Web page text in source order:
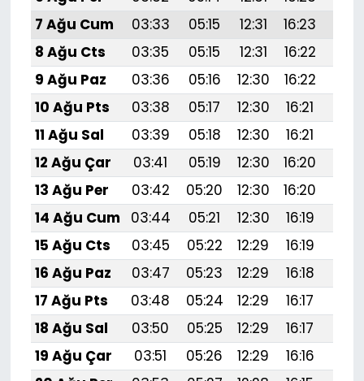
7 Ağu Cum
03:33 05:15 12:31 16:23
8 Ağu Cts
03:35 05:15 12:31 16:22
9 Ağu Paz
03:36 05:16 12:30 16:22
10 Ağu Pts
03:38 05:17 12:30 16:21
11 Ağu Sal
03:39 05:18 12:30 16:21
12 Ağu Çar
03:41 05:19 12:30 16:20
13 Ağu Per
03:42 05:20 12:30 16:20
14 Ağu Cum
03:44 05:21 12:30 16:19
15 Ağu Cts
03:45 05:22 12:29 16:19
16 Ağu Paz
03:47 05:23 12:29 16:18
17 Ağu Pts
03:48 05:24 12:29 16:17
18 Ağu Sal
03:50 05:25 12:29 16:17
19 Ağu Çar
03:51 05:26 12:29 16:16